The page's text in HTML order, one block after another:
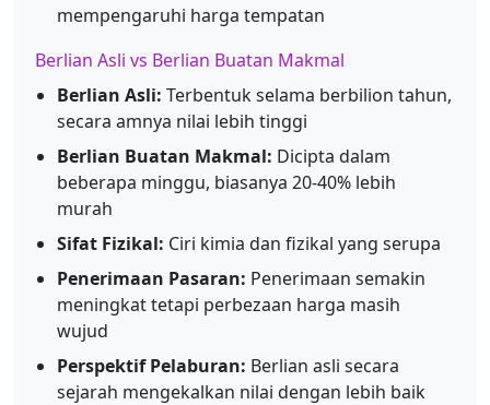
mempengaruhi harga tempatan
Berlian Asli vs Berlian Buatan Makmal
Berlian Asli: Terbentuk selama berbilion tahun,
secara amnya nilai lebih tinggi
Berlian Buatan Makmal: Dicipta dalam
beberapa minggu, biasanya 20-40% lebih
murah
Sifat Fizikal: Ciri kimia dan fizikal yang serupa
Penerimaan Pasaran: Penerimaan semakin
meningkat tetapi perbezaan harga masih
wujud
Perspektif Pelaburan: Berlian asli secara
sejarah mengekalkan nilai dengan lebih baik